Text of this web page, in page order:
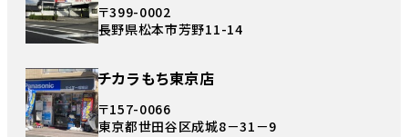
〒399-0002
長野県松本市芳野11-14
チカラもち東京店
〒157-0066
東京都世田谷区成城8－31－9